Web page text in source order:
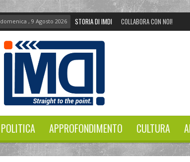
domenica , 9 Agosto 2026 STORIA DI IMDI COLLABORA CON NOI!
POLITICA APPROFONDIMENTO CULTURA